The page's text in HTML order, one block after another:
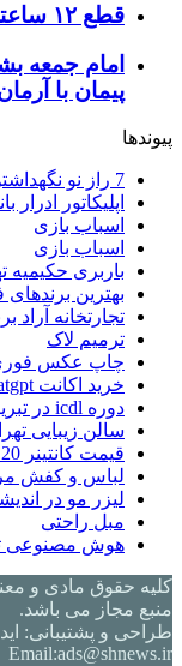
قطع ۱۲ ساعته آب در ۲ محله بندرعباس
امام جمعه
پیمان با
پیوندها
7 راز نو نگهداشتن لباس
اپلیکاتور ادرار
اسباب بازی
اسباب بازی
باربری حکیمیه
بهترین
تجارتخانه آراد
ترمیم لاک
چاپ عکس
خرید اکانت chatgpt روی ایمیل شخصی
دوره icdl در تبریز
سالن زیبایی
قیمت کانتینر 20 فوت
لباس و کفش
لیزر مو در
مبل راحتی
هوش مصنوعی
کلیه حقوق مادی و
منبع مجاز می باشد.
Email:ads@shnews.ir